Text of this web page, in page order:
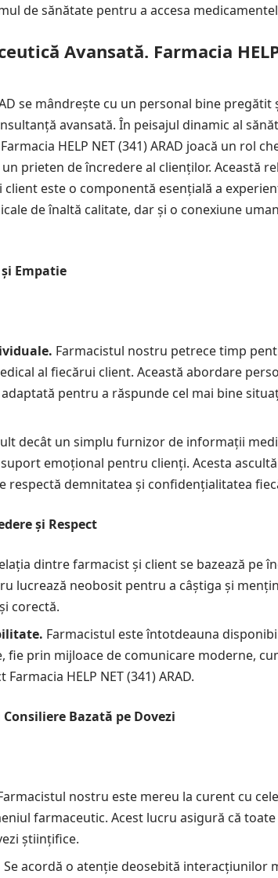
de sănătate pentru a accesa
Avansată. Farmacia
se mândrește cu un personal bine
avansată. În peisajul dinamic al
HELP NET (341) ARAD joacă un rol
prieten de încredere al clienților. Această
este o componentă esențială a
de înaltă calitate, dar și o conexiune
Empatie
Farmacistul nostru petrece timp
al fiecărui client. Această abordare
pentru a răspunde cel mai bine
decât un simplu furnizor de informații
emoțional pentru clienți. Acesta
respectă demnitatea și confidențialitatea
și Respect
dintre farmacist și client se bazează pe
lucrează neobosit pentru a câștiga și
corectă.
Farmacistul este întotdeauna
fie prin mijloace de comunicare moderne,
Farmacia HELP NET (341) ARAD.
Bazată pe Dovezi
nostru este mereu la curent cu
farmaceutic. Acest lucru asigură că
științifice.
Se acordă o atenție deosebită interacțiunilor